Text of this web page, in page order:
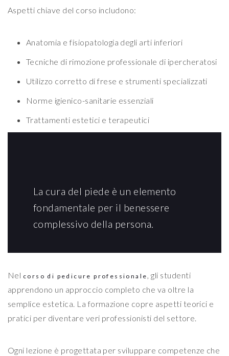
Aspetti chiave del corso includono:
Anatomia e fisiopatologia degli arti inferiori
Tecniche di rimozione professionale di ipercheratosi
Utilizzo corretto di frese e strumenti specializzati
Norme igienico-sanitarie essenziali
Trattamenti estetici e terapeutici
La cura del piede è un elemento
fondamentale per il benessere
complessivo della persona.
Nel corso di pedicure professionale, gli studenti
apprendono un approccio completo che va oltre la
semplice estetica. La formazione copre aspetti teorici e
pratici per diventare veri professionisti del settore.
Ogni lezione è progettata per sviluppare competenze che